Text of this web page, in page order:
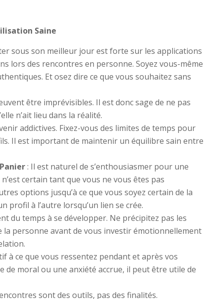
Saine
sous son meilleur jour est forte sur les applications
lors des rencontres en personne. Soyez vous-même
Et osez dire ce que vous souhaitez sans
être imprévisibles. Il est donc sage de ne pas
n’ait lieu dans la réalité.
addictives. Fixez-vous des limites de temps pour
Il est important de maintenir un équilibre sain entre
: Il est naturel de s’enthousiasmer pour une
certain tant que vous ne vous êtes pas
options jusqu’à ce que vous soyez certain de la
profil à l’autre lorsqu’un lien se crée.
du temps à se développer. Ne précipitez pas les
personne avant de vous investir émotionnellement
à ce que vous ressentez pendant et après vos
de moral ou une anxiété accrue, il peut être utile de
sont des outils, pas des finalités.